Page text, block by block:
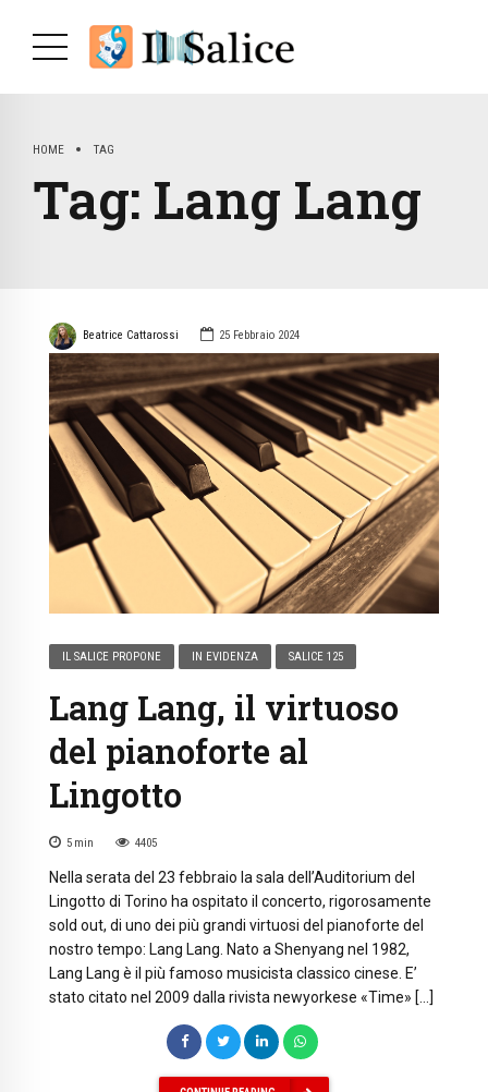
HOME TAG
Tag: Lang Lang
Beatrice Cattarossi 25 Febbraio 2024
IL SALICE PROPONE IN EVIDENZA SALICE 125
Lang Lang, il virtuoso
del pianoforte al
Lingotto
5 min 4405
Nella serata del 23 febbraio la sala dell’Auditorium del
Lingotto di Torino ha ospitato il concerto, rigorosamente
sold out, di uno dei più grandi virtuosi del pianoforte del
nostro tempo: Lang Lang. Nato a Shenyang nel 1982,
Lang Lang è il più famoso musicista classico cinese. E’
stato citato nel 2009 dalla rivista newyorkese «Time» […]